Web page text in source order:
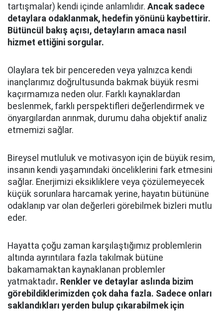
tartışmalar) kendi içinde anlamlıdır. Ancak sadece
detaylara odaklanmak, hedefin yönünü kaybettirir.
Bütüncül bakış açısı, detayların amaca nasıl
hizmet ettiğini sorgular.
Olaylara tek bir pencereden veya yalnızca kendi
inançlarımız doğrultusunda bakmak büyük resmi
kaçırmamıza neden olur. Farklı kaynaklardan
beslenmek, farklı perspektifleri değerlendirmek ve
önyargılardan arınmak, durumu daha objektif analiz
etmemizi sağlar.
Bireysel mutluluk ve motivasyon için de büyük resim,
insanın kendi yaşamındaki önceliklerini fark etmesini
sağlar. Enerjimizi eksikliklere veya çözülemeyecek
küçük sorunlara harcamak yerine, hayatın bütününe
odaklanıp var olan değerleri görebilmek bizleri mutlu
eder.
Hayatta çoğu zaman karşılaştığımız problemlerin
altında ayrıntılara fazla takılmak bütüne
bakamamaktan kaynaklanan problemler
yatmaktadır. Renkler ve detaylar aslında bizim
görebildiklerimizden çok daha fazla. Sadece onları
saklandıkları yerden bulup çıkarabilmek için